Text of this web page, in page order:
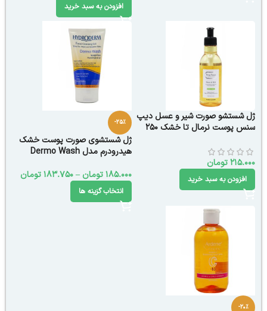
افزودن به سبد خرید
ژل شستشو صورت شیر و عسل دیپ
سنس پوست نرمال تا خشک 250
215.000تومان
افزودن به سبد خرید
-25%
ژل شستشوی صورت پوست خشک
هیدرودرم مدل Dermo Wash
185.000تومان –
183.750تومان
انتخاب گزینه ها
-20%